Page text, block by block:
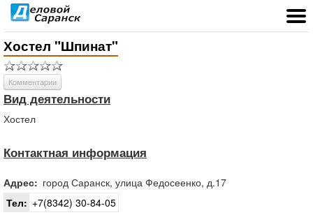
Хостел "Шпинат"
Комментарии
Вид деятельности
Хостел
Контактная информация
Адрес: город Саранск, улица Федосеенко, д.17
Тел: +7(8342) 30-84-05